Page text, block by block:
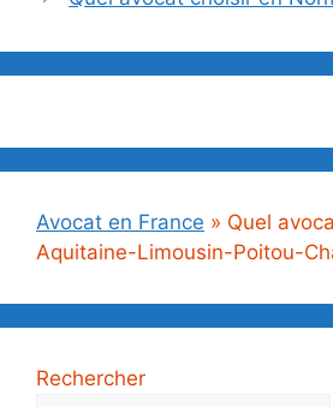
Avocat en France » Quel
Aquitaine-Limousin-Poitou-
Rechercher